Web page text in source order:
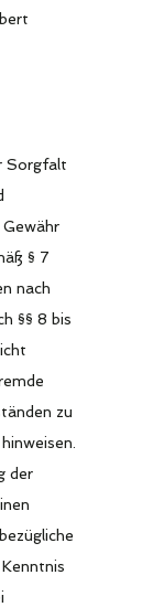
Sorgfalt
§ 7
nach
§§ 8 bis
zu
der